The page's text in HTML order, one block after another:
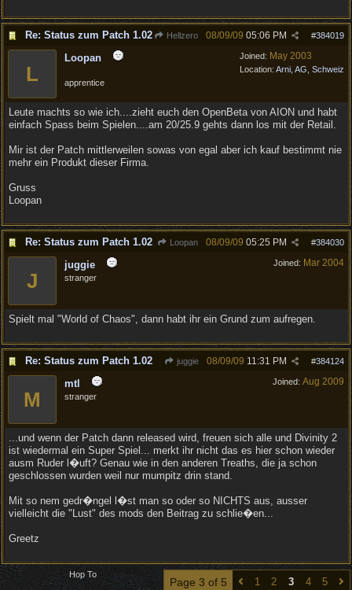
Re: Status zum Patch 1.02 Hellzero #384019
08/09/09 05:06 PM
Joined: May 2003
Location: Arni, AG, Schweiz
L
Loopan
apprentice
Leute machts so wie ich....zieht euch den OpenBeta von AION und habt
einfach Spass beim Spielen....am 20/25.9 gehts dann los mit der Retail.
Mir ist der Patch mittlerweilen sowas von egal aber ich kauf bestimmt nie
mehr ein Produkt dieser Firma.
Gruss
Loopan
Re: Status zum Patch 1.02 Loopan #384030
08/09/09 05:25 PM
Joined: Mar 2004
J
juggie
stranger
Spielt mal "World of Chaos", dann habt ihr ein Grund zum aufregen.
Re: Status zum Patch 1.02 juggie #384124
08/09/09 11:31 PM
Joined: Aug 2009
M
mtl
stranger
...und wenn der Patch dann released wird, freuen sich alle und Divinity 2
ist wiedermal ein Super Spiel... merkt ihr nicht das es hier schon wieder
ausm Ruder l�uft? Genau wie in den anderen Treaths, die ja schon
geschlossen wurden weil nur mumpitz drin stand.
Mit so nem gedr�ngel l�st man so oder so NICHTS aus, ausser
vielleicht die "Lust" des mods den Beitrag zu schlie�en...
Greetz
Page 3 of 5 1 2 3 4 5
Hop To